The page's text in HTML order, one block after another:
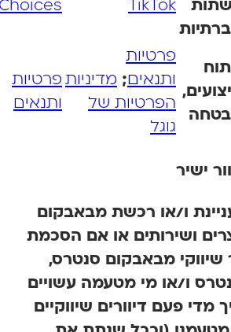
TikTok
Choices
פרטיות
ותנאים;מדיניות
הפרטיות של
גוגל
פרטיות
ותנאים
ישיר
ו/או רכשת מבאבקום
ושירותים או אם הסכמת
מבאבקום סנטרס,
ו/או מי מטעמה עשויים
פעם דיוורים שיווקיים